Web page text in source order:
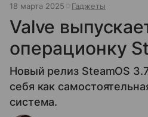
18 марта 2025 Гаджеты
Valve
операционку
Новый релиз SteamOS
себя как
система.